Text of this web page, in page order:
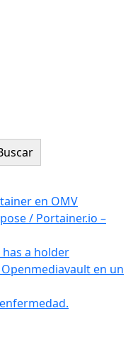
en OMV
/ Portainer.io –
a holder
en un